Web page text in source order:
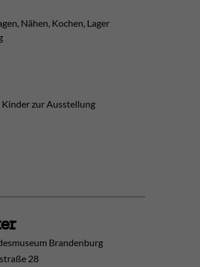
Nähen, Kochen, Lager
zur Ausstellung
Brandenburg
28